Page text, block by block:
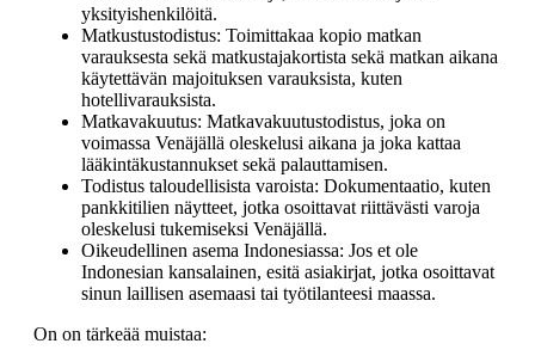
yksityishenkilöitä.
Matkustustodistus: Toimittakaa kopio matkan
varauksesta sekä matkustajakortista sekä matkan aikana
käytettävän majoituksen varauksista, kuten
hotellivarauksista.
Matkavakuutus: Matkavakuutustodistus, joka on
voimassa Venäjällä oleskelusi aikana ja joka kattaa
lääkintäkustannukset sekä palauttamisen.
Todistus taloudellisista varoista: Dokumentaatio, kuten
pankkitilien näytteet, jotka osoittavat riittävästi varoja
oleskelusi tukemiseksi Venäjällä.
Oikeudellinen asema Indonesiassa: Jos et ole
Indonesian kansalainen, esitä asiakirjat, jotka osoittavat
sinun laillisen asemaasi tai työtilanteesi maassa.
On on tärkeää muistaa: